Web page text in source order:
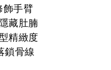
飾手臂
藏肚腩
精緻度
鎖骨線